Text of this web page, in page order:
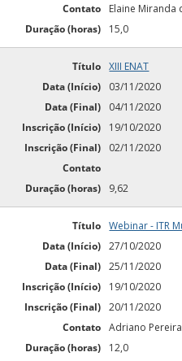
Contato
Elaine Miranda
Duração (horas)
15,0
Título
XIII ENAT
Data (Início)
03/11/2020
Data (Final)
04/11/2020
Inscrição (Início)
19/10/2020
Inscrição (Final)
02/11/2020
Contato
Duração (horas)
9,62
Título
Webinar - ITR
Data (Início)
27/10/2020
Data (Final)
25/11/2020
Inscrição (Início)
19/10/2020
Inscrição (Final)
20/11/2020
Contato
Adriano
Duração (horas)
12,0